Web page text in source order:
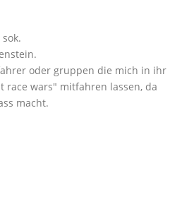
oder gruppen die mich in ihr
race wars" mitfahren lassen, da
macht.